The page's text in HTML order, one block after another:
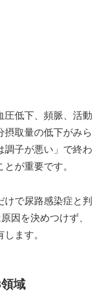
圧低下、頻脈、活動
取量の低下がみら
調子が悪い」で終わ
が重要です。
けで尿路感染症と判
因を決めつけず、
ます。
域